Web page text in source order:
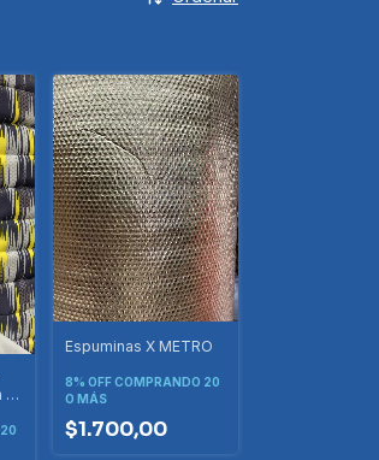
X
Espuminas X METRO
8% OFFCOMPRANDO 20
O MÁS
$1.700,00